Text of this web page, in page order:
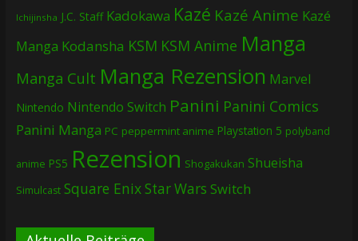
Ichijinsha J.C. Staff Kadokawa Kazé Kazé Anime Kazé
Manga Kodansha KSM KSM Anime Manga
Manga Cult Manga Rezension Marvel
Nintendo Nintendo Switch Panini Panini Comics
Panini Manga PC peppermint anime Playstation 5 polyband
anime PS5 Rezension Shogakukan Shueisha
Simulcast Square EnixStar Wars Switch